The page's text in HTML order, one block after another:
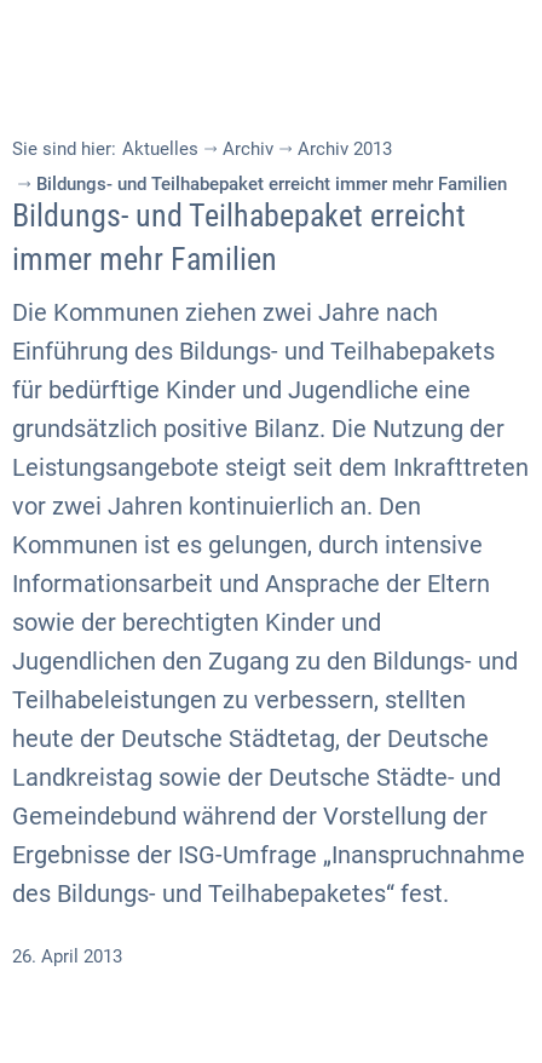
Sie sind hier: Aktuelles Archiv
Archiv 2013
Bildungs- und Teilhabepaket erreicht immer mehr Familien
Bildungs- und Teilhabepaket erreicht
immer mehr Familien
Die Kommunen ziehen zwei Jahre nach
Einführung des Bildungs- und Teilhabepakets
für bedürftige Kinder und Jugendliche eine
grundsätzlich positive Bilanz. Die Nutzung der
Leistungsangebote steigt seit dem Inkrafttreten
vor zwei Jahren kontinuierlich an. Den
Kommunen ist es gelungen, durch intensive
Informationsarbeit und Ansprache der Eltern
sowie der berechtigten Kinder und
Jugendlichen den Zugang zu den Bildungs- und
Teilhabeleistungen zu verbessern, stellten
heute der Deutsche Städtetag, der Deutsche
Landkreistag sowie der Deutsche Städte- und
Gemeindebund während der Vorstellung der
Ergebnisse der ISG-Umfrage „Inanspruchnahme
des Bildungs- und Teilhabepaketes“ fest.
26. April 2013